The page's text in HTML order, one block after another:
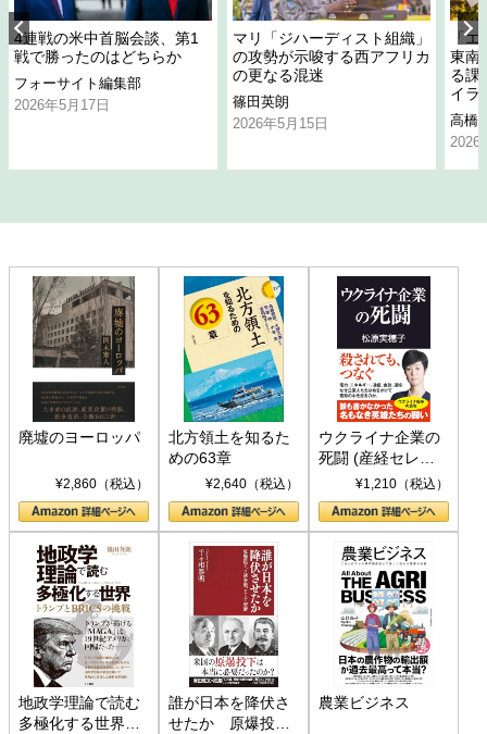
4連戦の米中首脳会談、第1
戦で勝ったのはどちらか
フォーサイト編集部
2026年5月17日
マリ「ジハーディスト組織」
の攻勢が示唆する西アフリカ
の更なる混迷
篠田英朗
2026年5月15日
「
東南
る課
イラ
高橋
2026
廃墟のヨーロッパ
¥2,860（税込）
北方領土を知るた
めの63章
¥2,640（税込）
ウクライナ企業の
死闘 (産経セレク
ト S 039)¥1,210（税込）
地政学理論で読む
多極化する世界：
誰が日本を降伏さ
せたか 原爆投
農業ビジネス